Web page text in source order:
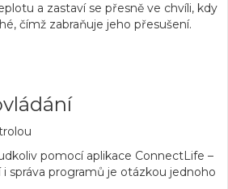
a zastaví se přesně ve chvíli, kdy
čímž zabraňuje jeho přesušení.
pomocí aplikace ConnectLife –
i správa programů je otázkou jednoho